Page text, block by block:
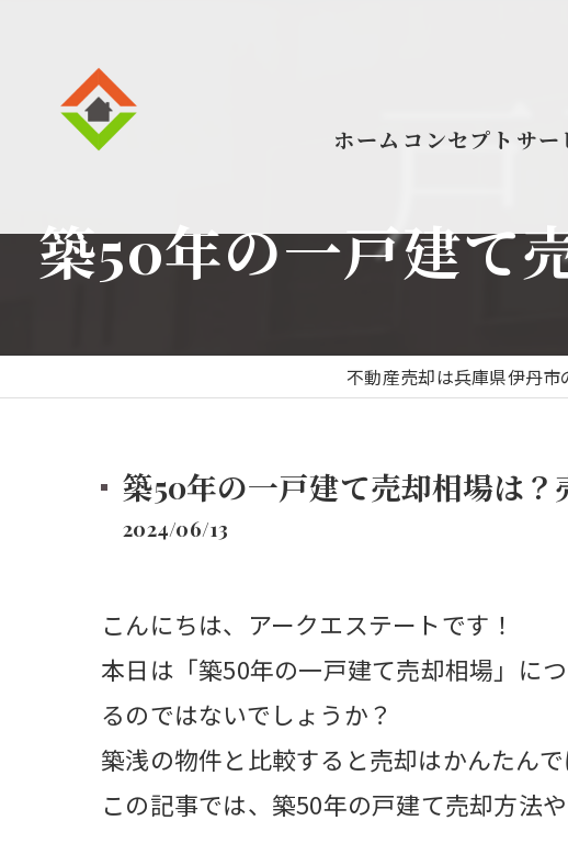
ホーム コンセプト サー
築50年の一戸建て
不動産売却は兵庫県伊丹
築50年の一戸建て売却相場は
2024/06/13
こんにちは、アークエステートです！
本日は「築50年の一戸建て売却相場」に
るのではないでしょうか？
築浅の物件と比較すると売却はかんたん
この記事では、築50年の戸建て売却方法